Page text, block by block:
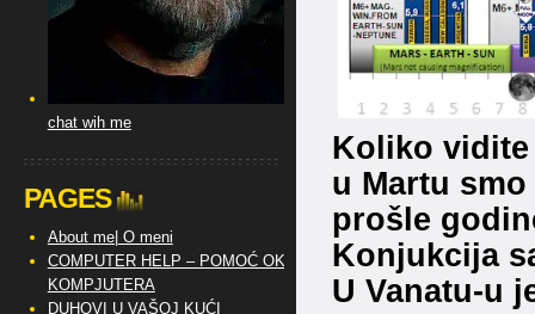
Koliko
u Martu
prošle
Konjukcija
U Vanatu-u
chat wih me
PAGES
About me| O meni
COMPUTER HELP – POMOĆ OKO
KOMPJUTERA
DUHOVI U VAŠOJ KUĆI